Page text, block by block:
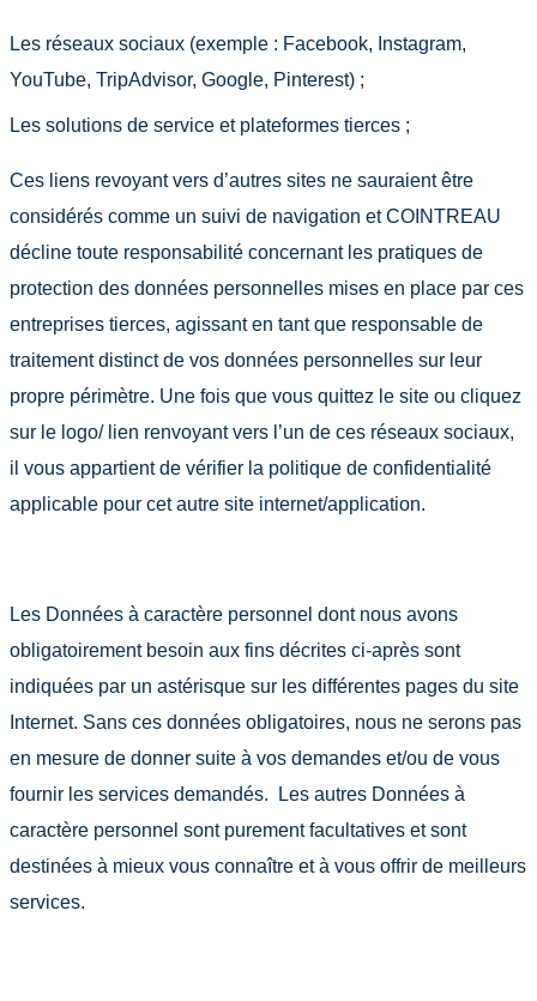
Les réseaux sociaux (exemple : Facebook, Instagram,
YouTube, TripAdvisor, Google, Pinterest) ;
Les solutions de service et plateformes tierces ;
Ces liens revoyant vers d’autres sites ne sauraient être
considérés comme un suivi de navigation et COINTREAU
décline toute responsabilité concernant les pratiques de
protection des données personnelles mises en place par ces
entreprises tierces, agissant en tant que responsable de
traitement distinct de vos données personnelles sur leur
propre périmètre. Une fois que vous quittez le site ou cliquez
sur le logo/ lien renvoyant vers l’un de ces réseaux sociaux,
il vous appartient de vérifier la politique de confidentialité
applicable pour cet autre site internet/application.
Les Données à caractère personnel dont nous avons
obligatoirement besoin aux fins décrites ci-après sont
indiquées par un astérisque sur les différentes pages du site
Internet. Sans ces données obligatoires, nous ne serons pas
en mesure de donner suite à vos demandes et/ou de vous
fournir les services demandés. Les autres Données à
caractère personnel sont purement facultatives et sont
destinées à mieux vous connaître et à vous offrir de meilleurs
services.